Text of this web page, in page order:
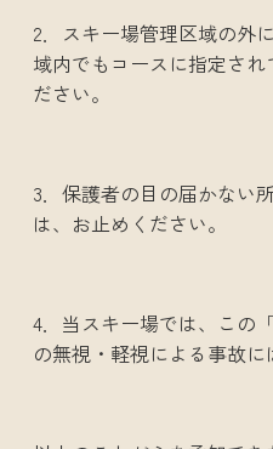
2．スキー場管理区域の外
域内でもコースに指定さ
ださい。
3．保護者の目の届かない
は、お止めください。
4．当スキー場では、この
の無視・軽視による事故に